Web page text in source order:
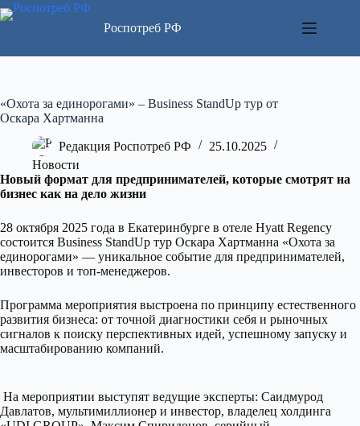
Перейти
к
Роспотреб РФ
«Охота за единорогами» – Business StandUp тур от
Оскара Хартманна
Редакция Роспотреб РФ
25.10.2025
Новости
Новый формат для предпринимателей, которые смотрят на
бизнес как на дело жизни
28 октября 2025 года в Екатеринбурге в отеле Hyatt Regency
состоится Business StandUp тур Оскара Хартманна «Охота за
единорогами» — уникальное событие для предпринимателей,
инвесторов и топ-менеджеров.
Программа мероприятия выстроена по принципу естественного
развития бизнеса: от точной диагностики себя и рыночных
сигналов к поиску перспективных идей, успешному запуску и
масштабированию компаний.
На мероприятии выступят ведущие эксперты: Саидмурод
Давлатов, мультимиллионер и инвестор, владелец холдинга